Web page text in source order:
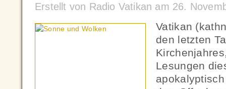
Erstellt von Radio Vatikan am 26.
Vatikan
den letzten
Lesungen